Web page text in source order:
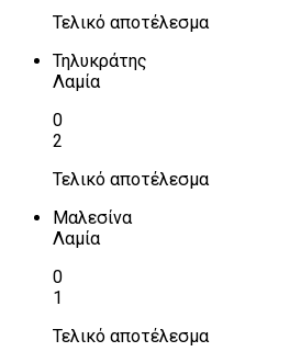
Τελικό αποτέλεσμα
Τηλυκράτης
Λαμία
0
2
Τελικό αποτέλεσμα
Μαλεσίνα
Λαμία
0
1
Τελικό αποτέλεσμα